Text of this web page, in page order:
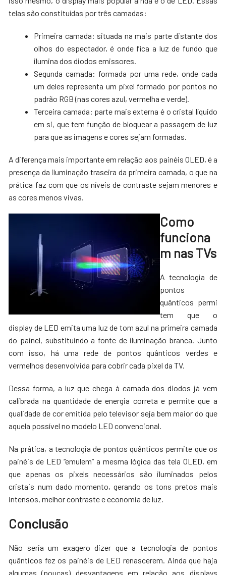
telas são constituídas por três camadas:
Primeira camada: situada na mais parte distante dos
olhos do espectador, é onde fica a luz de fundo que
ilumina dos diodos emissores.
Segunda camada: formada por uma rede, onde cada
um deles representa um pixel formado por pontos no
padrão RGB (nas cores azul, vermelha e verde).
Terceira camada: parte mais externa é o cristal líquido
em si, que tem função de bloquear a passagem de luz
para que as imagens e cores sejam formadas.
A diferença mais importante em relação aos painéis OLED, é a
presença da iluminação traseira da primeira camada, o que na
prática faz com que os níveis de contraste sejam menores e
as cores menos vivas.
Como
funciona
m nas TVs
A tecnologia de
pontos
quânticos permi
tem que o
display de LED emita uma luz de tom azul na primeira camada
do painel, substituindo a fonte de iluminação branca. Junto
com isso, há uma rede de pontos quânticos verdes e
vermelhos desenvolvida para cobrir cada pixel da TV.
Dessa forma, a luz que chega à camada dos diodos já vem
calibrada na quantidade de energia correta e permite que a
qualidade de cor emitida pelo televisor seja bem maior do que
aquela possível no modelo LED convencional.
Na prática, a tecnologia de pontos quânticos permite que os
painéis de LED “emulem” a mesma lógica das tela OLED, em
que apenas os pixels necessários são iluminados pelos
cristais num dado momento, gerando os tons pretos mais
intensos, melhor contraste e economia de luz.
Conclusão
Não seria um exagero dizer que a tecnologia de pontos
quânticos fez os painéis de LED renascerem. Ainda que haja
algumas (poucas) desvantagens em relação aos displays